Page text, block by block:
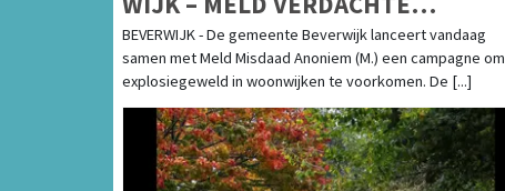
SITUATIES ANONIEM
BEVERWIJK - De gemeente Beverwijk lanceert vandaag
samen met Meld Misdaad Anoniem (M.) een campagne om
explosiegeweld in woonwijken te voorkomen. De [...]